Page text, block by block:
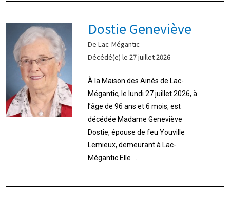
Dostie Geneviève
De Lac-Mégantic
Décédé(e) le 27 juillet 2026
À la Maison des Ainés de Lac-
Mégantic, le lundi 27 juillet 2026, à
l’âge de 96 ans et 6 mois, est
décédée Madame Geneviève
Dostie, épouse de feu Youville
Lemieux, demeurant à Lac-
Mégantic.Elle ...